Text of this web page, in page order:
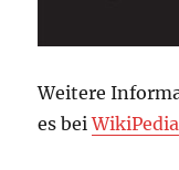
Weitere
es beiWikiPedia